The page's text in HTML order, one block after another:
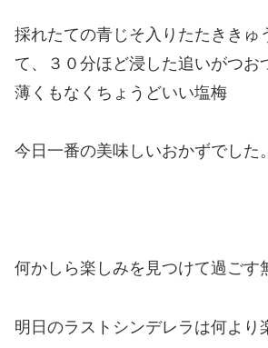
採れたての青じそ入りたたききゅ
て、３０分ほど浸した追いがつお
薄くもなくちょうどいい塩梅
今日一番の美味しいおかずでした。
何かしら楽しみを見つけて過ごす
明日のラストシンデレラは何より